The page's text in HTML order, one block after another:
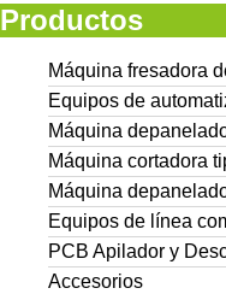
Productos
Máquina fresadora
Equipos de
Máquina
Máquina cortadora
Máquina
Equipos de línea
PCB Apilador y
Accesorios